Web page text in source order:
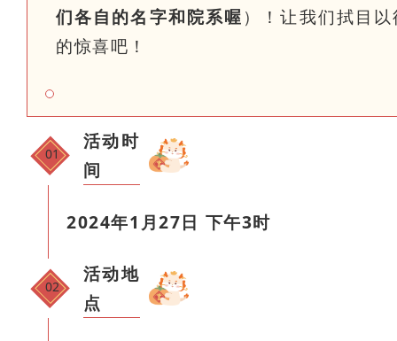
们各自的名字和院系喔）！让我们拭目
的惊喜吧！
01
活动时
间
2024年1月27日 下午3时
02
活动地
点